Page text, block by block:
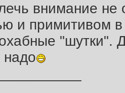
внимание не
и примитивом
"шутки".